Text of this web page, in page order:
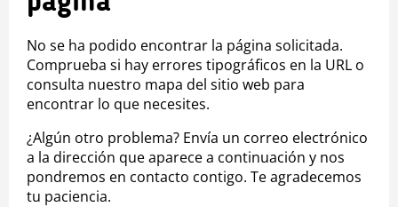
No se ha podido encontrar la página solicitada.
Comprueba si hay errores tipográficos en la URL o
consulta nuestro mapa del sitio web para
encontrar lo que necesites.
¿Algún otro problema? Envía un correo electrónico
a la dirección que aparece a continuación y nos
pondremos en contacto contigo. Te agradecemos
tu paciencia.